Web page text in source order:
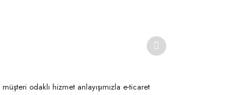
odaklı hizmet anlayışımızla e-ticaret